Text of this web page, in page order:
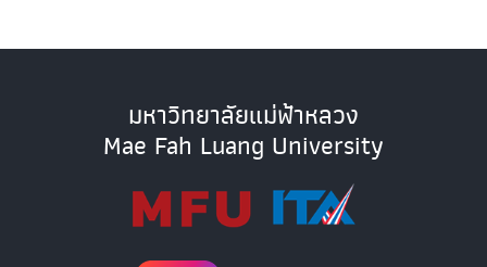
มหาวิทยาลัยแม่ฟ้าหลวง
Mae Fah Luang University